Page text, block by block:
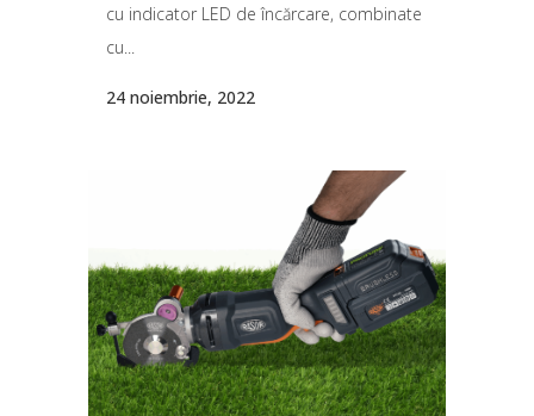
cu indicator LED de încărcare, combinate
cu...
24 noiembrie, 2022